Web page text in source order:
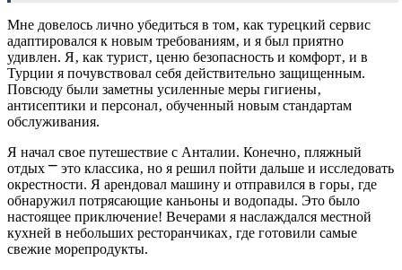
Мне довелось лично убедиться в том‚ как турецкий сервис
адаптировался к новым требованиям‚ и я был приятно
удивлен. Я‚ как турист‚ ценю безопасность и комфорт‚ и в
Турции я почувствовал себя действительно защищенным.
Повсюду были заметны усиленные меры гигиены‚
антисептики и персонал‚ обученный новым стандартам
обслуживания.
Я начал свое путешествие с Анталии. Конечно‚ пляжный
отдых ⎻ это классика‚ но я решил пойти дальше и исследовать
окрестности. Я арендовал машину и отправился в горы‚ где
обнаружил потрясающие каньоны и водопады. Это было
настоящее приключение! Вечерами я наслаждался местной
кухней в небольших ресторанчиках‚ где готовили самые
свежие морепродукты.